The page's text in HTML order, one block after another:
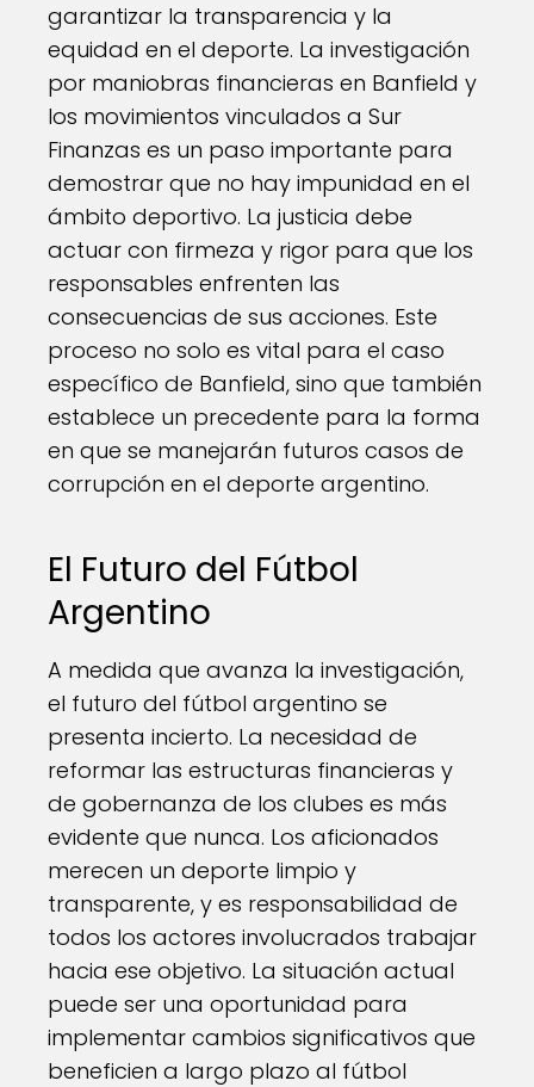
garantizar la transparencia y la
equidad en el deporte. La investigación
por maniobras financieras en Banfield y
los movimientos vinculados a Sur
Finanzas es un paso importante para
demostrar que no hay impunidad en el
ámbito deportivo. La justicia debe
actuar con firmeza y rigor para que los
responsables enfrenten las
consecuencias de sus acciones. Este
proceso no solo es vital para el caso
específico de Banfield, sino que también
establece un precedente para la forma
en que se manejarán futuros casos de
corrupción en el deporte argentino.
El Futuro del Fútbol
Argentino
A medida que avanza la investigación,
el futuro del fútbol argentino se
presenta incierto. La necesidad de
reformar las estructuras financieras y
de gobernanza de los clubes es más
evidente que nunca. Los aficionados
merecen un deporte limpio y
transparente, y es responsabilidad de
todos los actores involucrados trabajar
hacia ese objetivo. La situación actual
puede ser una oportunidad para
implementar cambios significativos que
beneficien a largo plazo al fútbol